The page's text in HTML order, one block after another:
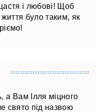
і любові! Щоб
було таким, як
а Вам Ілля міцного
свято під назвою